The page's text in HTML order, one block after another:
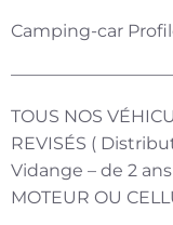
Camping-car
TOUS NOS
REVISÉS (
Vidange – de 2
MOTEUR OU